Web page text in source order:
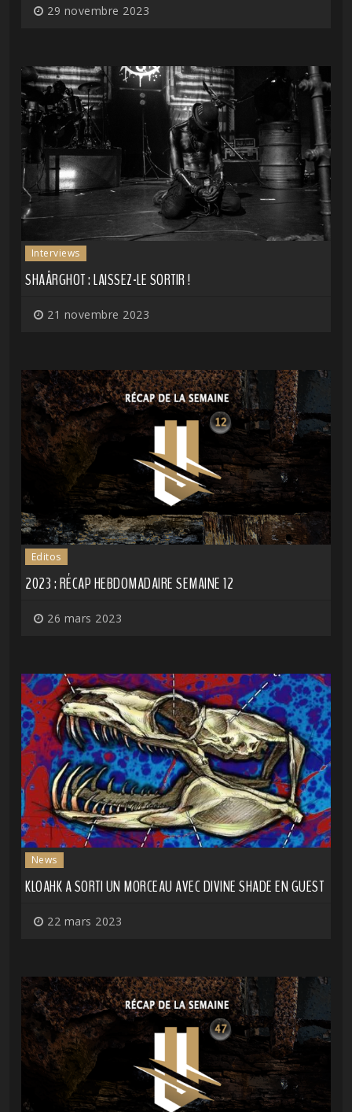
29 novembre 2023
Interviews
SHAÂRGHOT : LAISSEZ-LE SORTIR !
21 novembre 2023
Editos
2023 : RÉCAP HEBDOMADAIRE SEMAINE 12
26 mars 2023
News
KLOAHK A SORTI UN MORCEAU AVEC DIVINE SHADE EN GUEST
22 mars 2023